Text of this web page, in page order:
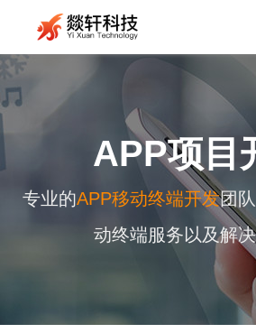
APP项目
专业的APP移动终端开发团
动终端服务以及解决